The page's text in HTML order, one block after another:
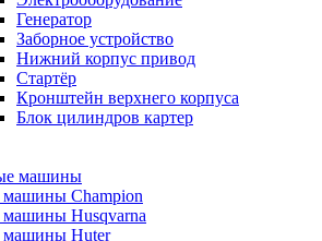
Генератор
Заборное устройство
Нижний корпус привод
Стартёр
Кронштейн верхнего корпуса
Блок цилиндров картер
машины
Champion
Husqvarna
Huter